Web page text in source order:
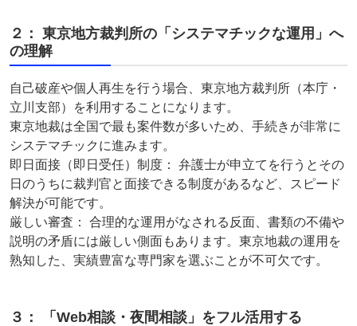
２： 東京地方裁判所の「システマチックな運用」へ
の理解
自己破産や個人再生を行う場合、東京地方裁判所（本庁・
立川支部）を利用することになります。
東京地裁は全国で最も案件数が多いため、手続きが非常に
システマチックに進みます。
即日面接（即日受任）制度： 弁護士が申立てを行うとその
日のうちに裁判官と面接できる制度があるなど、スピード
解決が可能です。
厳しい審査： 合理的な運用がなされる反面、書類の不備や
説明の矛盾には厳しい側面もあります。東京地裁の運用を
熟知した、実績豊富な専門家を選ぶことが不可欠です。
３： 「Web相談・夜間相談」をフル活用する